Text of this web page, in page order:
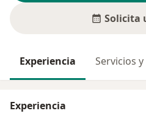
Solicita
Experiencia Servicios
Experiencia